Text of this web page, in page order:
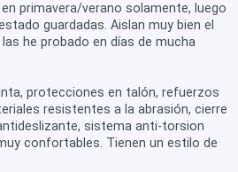
primavera/verano solamente, luego
guardadas. Aislan muy bien el
he probado en días de mucha
protecciones en talón, refuerzos
resistentes a la abrasión, cierre
sistema anti-torsion
confortables. Tienen un estilo de